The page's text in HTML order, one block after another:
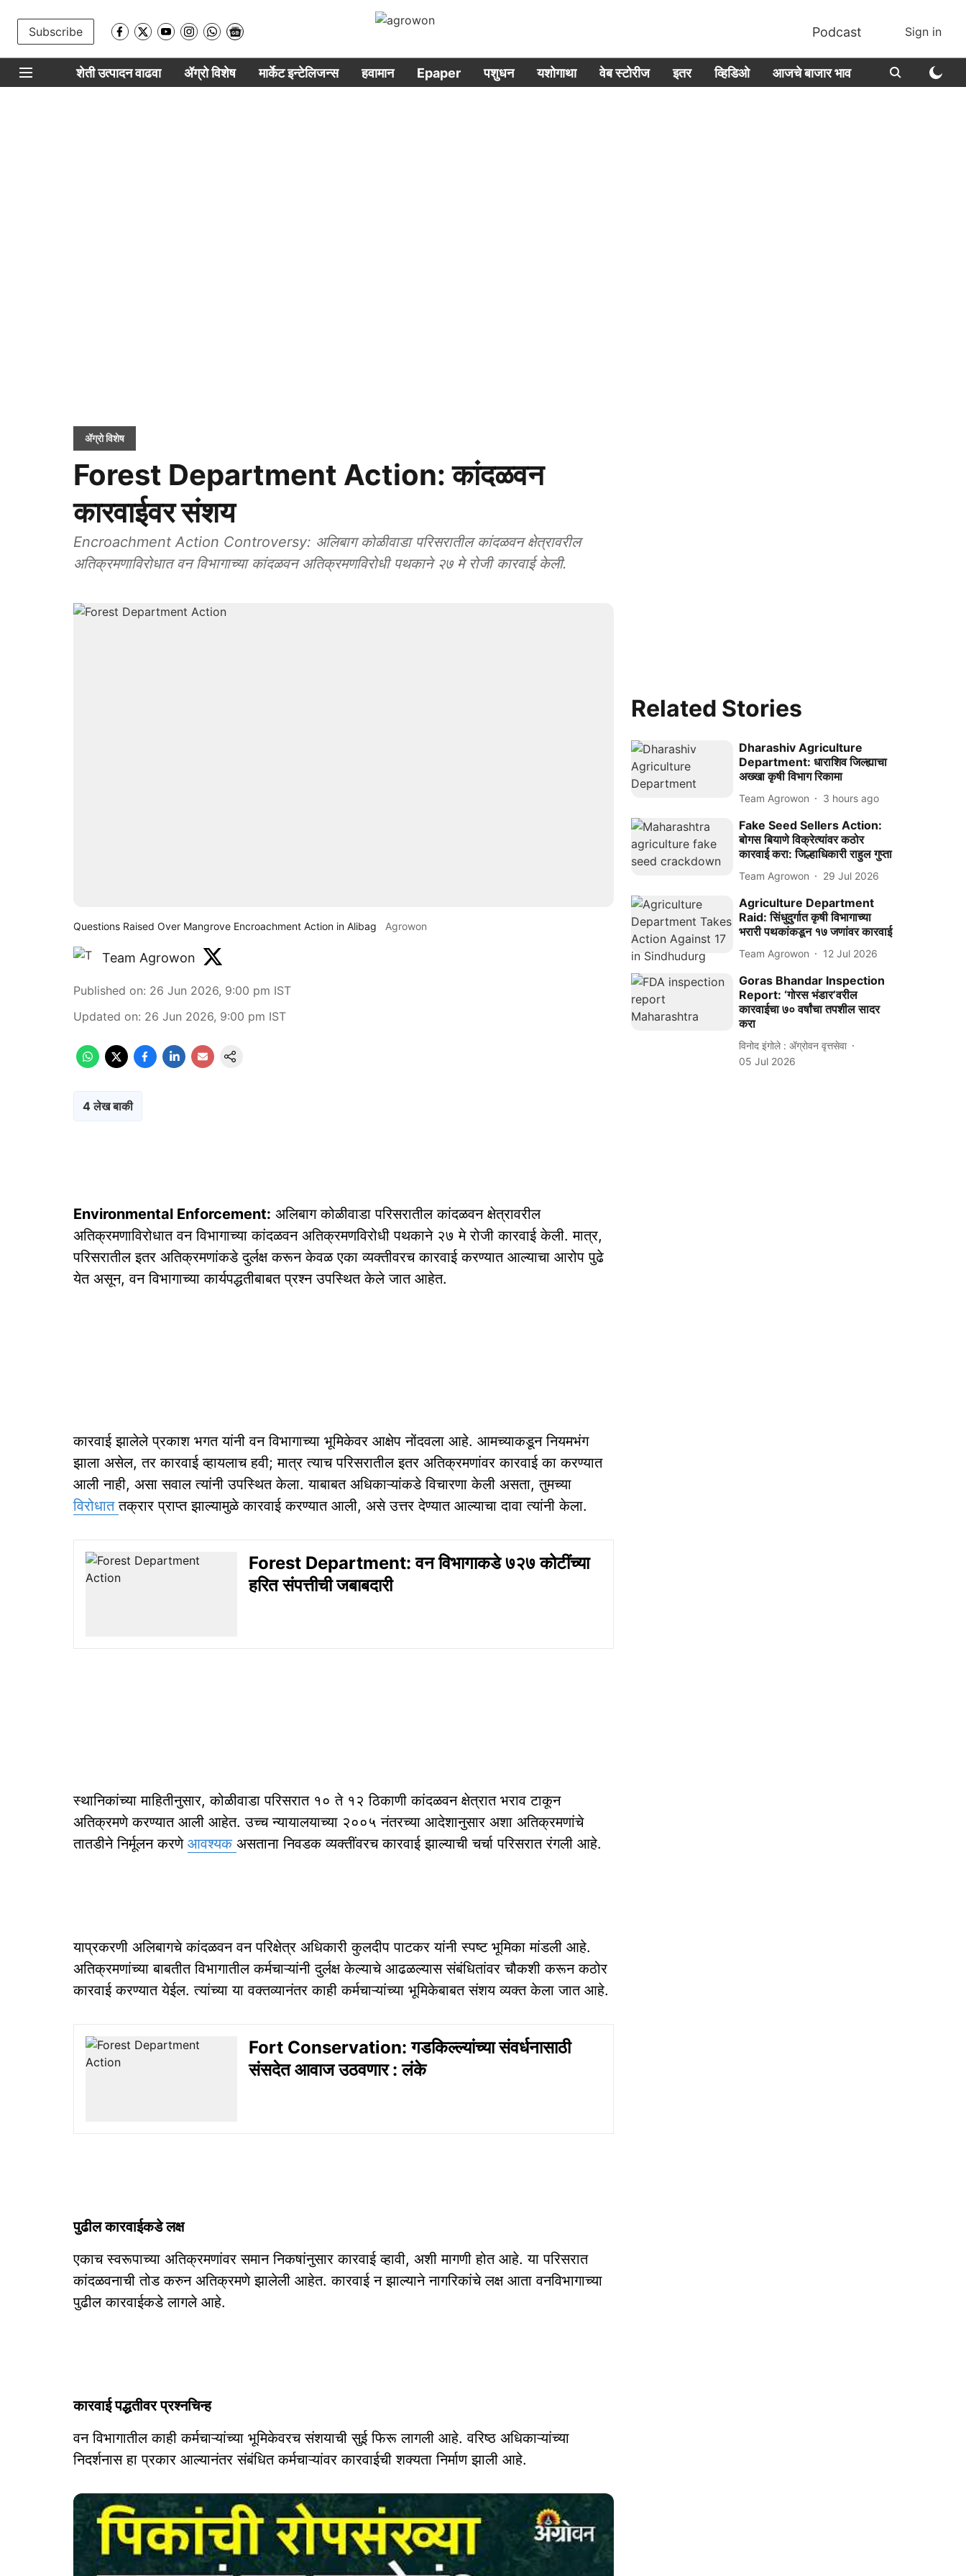
Subscribe Podcast Sign in
शेती उत्पादन वाढवा ॲग्रो विशेष मार्केट इन्टेलिजन्स हवामान Epaper पशुधन यशोगाथा वेब स्टोरीज इतर व्हिडिओ आजचे बाजार भाव
ॲग्रो विशेष
Forest Department Action: कांदळवन
कारवाईवर संशय
Encroachment Action Controversy: अलिबाग कोळीवाडा परिसरातील कांदळवन क्षेत्रावरील
अतिक्रमणाविरोधात वन विभागाच्या कांदळवन अतिक्रमणविरोधी पथकाने २७ मे रोजी कारवाई केली.
Questions Raised Over Mangrove Encroachment Action in Alibag Agrowon
Team Agrowon
Published on: 26 Jun 2026, 9:00 pm IST
Updated on: 26 Jun 2026, 9:00 pm IST
4 लेख बाकी
Environmental Enforcement: अलिबाग कोळीवाडा परिसरातील कांदळवन क्षेत्रावरील
अतिक्रमणाविरोधात वन विभागाच्या कांदळवन अतिक्रमणविरोधी पथकाने २७ मे रोजी कारवाई केली. मात्र,
परिसरातील इतर अतिक्रमणांकडे दुर्लक्ष करून केवळ एका व्यक्तीवरच कारवाई करण्यात आल्याचा आरोप पुढे
येत असून, वन विभागाच्या कार्यपद्धतीबाबत प्रश्न उपस्थित केले जात आहेत.
कारवाई झालेले प्रकाश भगत यांनी वन विभागाच्या भूमिकेवर आक्षेप नोंदवला आहे. आमच्याकडून नियमभंग
झाला असेल, तर कारवाई व्हायलाच हवी; मात्र त्याच परिसरातील इतर अतिक्रमणांवर कारवाई का करण्यात
आली नाही, असा सवाल त्यांनी उपस्थित केला. याबाबत अधिकाऱ्यांकडे विचारणा केली असता, तुमच्या
विरोधाततक्रार प्राप्त झाल्यामुळे कारवाई करण्यात आली, असे उत्तर देण्यात आल्याचा दावा त्यांनी केला.
Forest Department: वन विभागाकडे ७२७ कोटींच्या
हरित संपत्तीची जबाबदारी
स्थानिकांच्या माहितीनुसार, कोळीवाडा परिसरात १० ते १२ ठिकाणी कांदळवन क्षेत्रात भराव टाकून
अतिक्रमणे करण्यात आली आहेत. उच्च न्यायालयाच्या २००५ नंतरच्या आदेशानुसार अशा अतिक्रमणांचे
तातडीने निर्मूलन करणे आवश्यक असताना निवडक व्यक्तींवरच कारवाई झाल्याची चर्चा परिसरात रंगली आहे.
याप्रकरणी अलिबागचे कांदळवन वन परिक्षेत्र अधिकारी कुलदीप पाटकर यांनी स्पष्ट भूमिका मांडली आहे.
अतिक्रमणांच्या बाबतीत विभागातील कर्मचाऱ्यांनी दुर्लक्ष केल्याचे आढळल्यास संबंधितांवर चौकशी करून कठोर
कारवाई करण्यात येईल. त्यांच्या या वक्तव्यानंतर काही कर्मचाऱ्यांच्या भूमिकेबाबत संशय व्यक्त केला जात आहे.
Fort Conservation: गडकिल्ल्यांच्या संवर्धनासाठी
संसदेत आवाज उठवणार : लंके
पुढील कारवाईकडे लक्ष
एकाच स्वरूपाच्या अतिक्रमणांवर समान निकषांनुसार कारवाई व्हावी, अशी मागणी होत आहे. या परिसरात
कांदळवनाची तोड करुन अतिक्रमणे झालेली आहेत. कारवाई न झाल्याने नागरिकांचे लक्ष आता वनविभागाच्या
पुढील कारवाईकडे लागले आहे.
कारवाई पद्धतीवर प्रश्‍नचिन्ह
वन विभागातील काही कर्मचाऱ्यांच्या भूमिकेवरच संशयाची सुई फिरू लागली आहे. वरिष्ठ अधिकाऱ्यांच्या
निदर्शनास हा प्रकार आल्यानंतर संबंधित कर्मचाऱ्यांवर कारवाईची शक्यता निर्माण झाली आहे.
Related Stories
Dharashiv Agriculture
Department: धाराशिव जिल्ह्याचा
अख्खा कृषी विभाग रिकामा
Team Agrowon 3 hours ago
Fake Seed Sellers Action:
बोगस बियाणे विक्रेत्यांवर कठोर
कारवाई करा: जिल्हाधिकारी राहुल गुप्ता
Team Agrowon 29 Jul 2026
Agriculture Department
Raid: सिंधुदुर्गात कृषी विभागाच्या
भरारी पथकांकडून १७ जणांवर कारवाई
Team Agrowon 12 Jul 2026
Goras Bhandar Inspection
Report: ‘गोरस भंडार’वरील
कारवाईचा ७० वर्षांचा तपशील सादर
करा
विनोद इंगोले : ॲग्रोवन वृत्तसेवा
05 Jul 2026